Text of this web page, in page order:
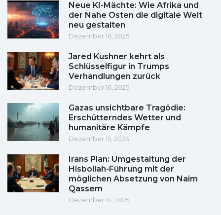
Neue KI-Mächte: Wie Afrika und
der Nahe Osten die digitale Welt
neu gestalten
Dezember 16, 2025
Jared Kushner kehrt als
Schlüsselfigur in Trumps
Verhandlungen zurück
Dezember 16, 2025
Gazas unsichtbare Tragödie:
Erschütterndes Wetter und
humanitäre Kämpfe
Dezember 15, 2025
Irans Plan: Umgestaltung der
Hisbollah-Führung mit der
möglichen Absetzung von Naim
Qassem
Dezember 14, 2025